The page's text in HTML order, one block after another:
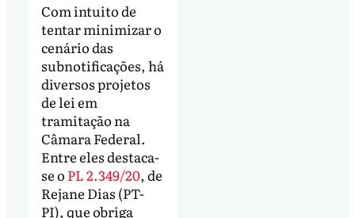
Com intuito de
tentar minimizar o
cenário das
subnotificações, há
diversos projetos
de lei em
tramitação na
Câmara Federal.
Entre eles destaca-
se o PL 2.349/20, de
Rejane Dias (PT-
PI), que obriga